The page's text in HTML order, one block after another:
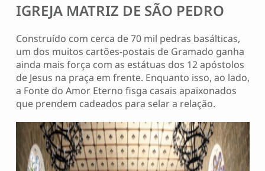
IGREJA MATRIZ DE SÃO PEDRO
Construído com cerca de 70 mil pedras basálticas,
um dos muitos cartões-postais de Gramado ganha
ainda mais força com as estátuas dos 12 apóstolos
de Jesus na praça em frente. Enquanto isso, ao lado,
a Fonte do Amor Eterno fisga casais apaixonados
que prendem cadeados para selar a relação.